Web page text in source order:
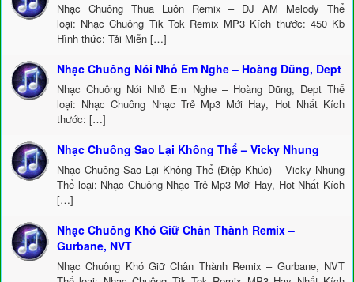
Nhạc Chuông Thua Luôn Remix – DJ AM Melody Thể
loại: Nhạc Chuông Tik Tok Remix MP3 Kích thước: 450 Kb
Hình thức: Tải Miễn […]
Nhạc Chuông Nói Nhỏ Em Nghe – Hoàng Dũng, Dept
Nhạc Chuông Nói Nhỏ Em Nghe – Hoàng Dũng, Dept Thể
loại: Nhạc Chuông Nhạc Trẻ Mp3 Mới Hay, Hot Nhất Kích
thước: […]
Nhạc Chuông Sao Lại Không Thể – Vicky Nhung
Nhạc Chuông Sao Lại Không Thể (Điệp Khúc) – Vicky Nhung
Thể loại: Nhạc Chuông Nhạc Trẻ Mp3 Mới Hay, Hot Nhất Kích
[…]
Nhạc Chuông Khó Giữ Chân Thành Remix –
Gurbane, NVT
Nhạc Chuông Khó Giữ Chân Thành Remix – Gurbane, NVT